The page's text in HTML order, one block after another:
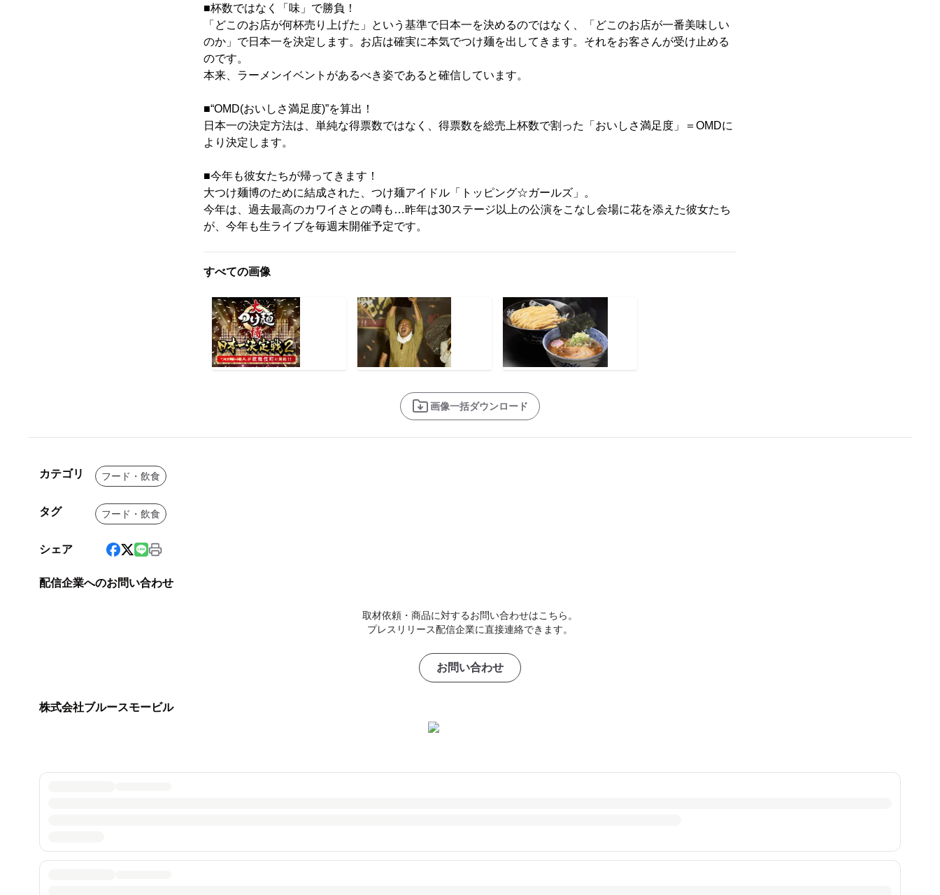
■杯数ではなく「味」で勝負！
「どこのお店が何杯売り上げた」という基準で日本一を決めるのではなく、「どこのお店が一番美味しい
のか」で日本一を決定します。お店は確実に本気でつけ麺を出してきます。それをお客さんが受け止める
のです。
本来、ラーメンイベントがあるべき姿であると確信しています。
■“OMD(おいしさ満足度)”を算出！
日本一の決定方法は、単純な得票数ではなく、得票数を総売上杯数で割った「おいしさ満足度」＝OMDに
より決定します。
■今年も彼女たちが帰ってきます！
大つけ麺博のために結成された、つけ麺アイドル「トッピング☆ガールズ」。
今年は、過去最高のカワイさとの噂も…昨年は30ステージ以上の公演をこなし会場に花を添えた彼女たち
が、今年も生ライブを毎週末開催予定です。
すべての画像
画像一括ダウンロード
カテゴリ フード・飲食
タグ フード・飲食
シェア
配信企業へのお問い合わせ
取材依頼・商品に対するお問い合わせはこちら。
プレスリリース配信企業に直接連絡できます。
お問い合わせ
株式会社ブルースモービル